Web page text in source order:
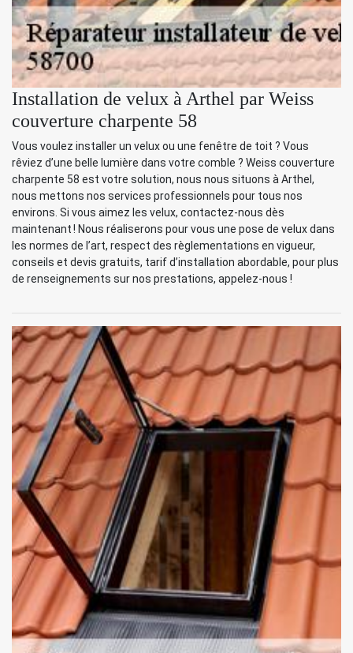
Installation de velux à Arthel par Weiss
couverture charpente 58
Vous voulez installer un velux ou une fenêtre de toit ? Vous
rêviez d’une belle lumière dans votre comble ? Weiss couverture
charpente 58 est votre solution, nous nous situons à Arthel,
nous mettons nos services professionnels pour tous nos
environs. Si vous aimez les velux, contactez-nous dès
maintenant ! Nous réaliserons pour vous une pose de velux dans
les normes de l’art, respect des règlementations en vigueur,
conseils et devis gratuits, tarif d’installation abordable, pour plus
de renseignements sur nos prestations, appelez-nous !